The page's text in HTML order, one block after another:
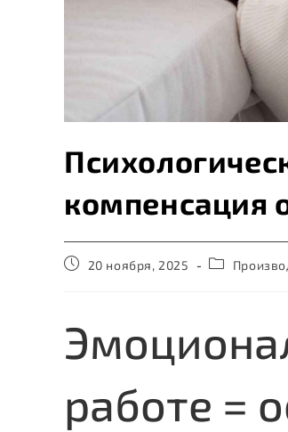
компенсация
20 ноября, 2025
работе =